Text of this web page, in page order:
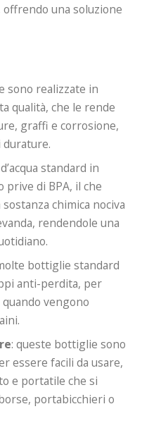
una soluzione
sono realizzate in
qualità, che le rende
graffi e corrosione,
standard in
prive di BPA, il che
chimica nociva
rendendole una
bottiglie standard
anti-perdita, per
vengono
: queste bottiglie sono
essere facili da usare,
e portatile che si
portabicchieri o